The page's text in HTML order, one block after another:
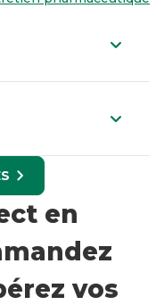
en
vos